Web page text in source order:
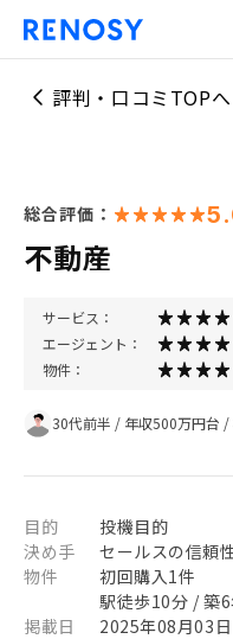
評判・口コミTOPへ
総合評価：
不動産
サービス：
エージェント：
物件：
30代前半 / 年収500万円台 /
目的
投機目的
決め手
セールスの信頼
物件
初回購入1件
駅徒歩10分 / 築
掲載日
2025年08月03日